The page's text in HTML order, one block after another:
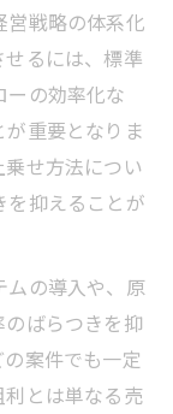
営戦略の体系化
るには、標準
ーの効率化な
重要となりま
せ方法につい
を抑えることが
ムの導入や、原
ばらつきを抑
案件でも一定
とは単なる売